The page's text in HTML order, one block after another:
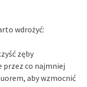
wdrożyć:
zęby
przez co najmniej
aby wzmocnić